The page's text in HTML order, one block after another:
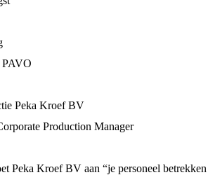
PAVO
Peka Kroef BV
Production Manager
Peka Kroef BV aan “je personeel